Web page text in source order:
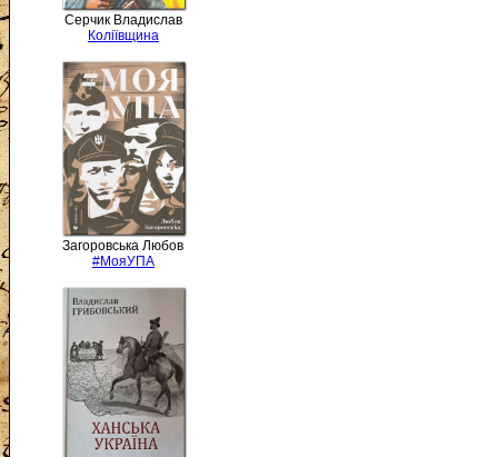
Серчик Владислав
Коліївщина
Загоровська Любов
#МояУПА